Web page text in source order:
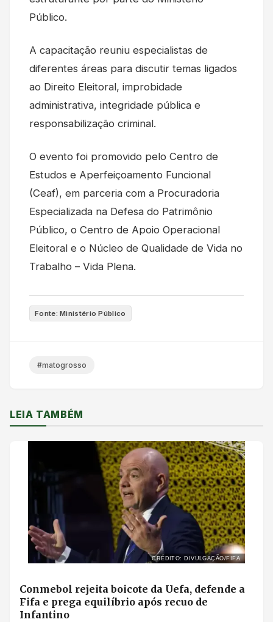
Público.
A capacitação reuniu especialistas de
diferentes áreas para discutir temas ligados
ao Direito Eleitoral, improbidade
administrativa, integridade pública e
responsabilização criminal.
O evento foi promovido pelo Centro de
Estudos e Aperfeiçoamento Funcional
(Ceaf), em parceria com a Procuradoria
Especializada na Defesa do Patrimônio
Público, o Centro de Apoio Operacional
Eleitoral e o Núcleo de Qualidade de Vida no
Trabalho – Vida Plena.
Fonte: Ministério Público
#matogrosso
LEIA TAMBÉM
CRÉDITO: DIVULGAÇÃO/FIFA
Conmebol rejeita boicote da Uefa, defende a
Fifa e prega equilíbrio após recuo de
Infantino